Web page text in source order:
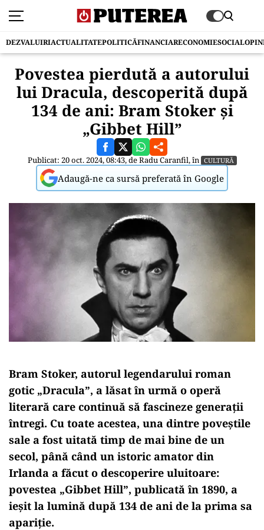
DEZVALUIRIACTUALITATEPOLITICĂFINANCIARECONOMIESOCIAL
Povestea pierdută a autorului
lui Dracula, descoperită după
134 de ani: Bram Stoker și
„Gibbet Hill”
Publicat: 20 oct. 2024, 08:43, deRadu Caranfil, în CULTURĂ
Adaugă-ne ca sursă preferată în Google
Bram Stoker, autorul legendarului roman
gotic „Dracula”, a lăsat în urmă o operă
literară care continuă să fascineze generații
întregi. Cu toate acestea, una dintre poveștile
sale a fost uitată timp de mai bine de un
secol, până când un istoric amator din
Irlanda a făcut o descoperire uluitoare:
povestea „Gibbet Hill”, publicată în 1890, a
ieșit la lumină după 134 de ani de la prima sa
apariție.